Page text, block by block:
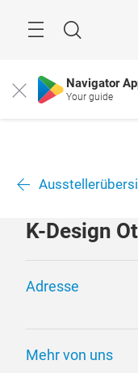
Suche
Close Navigator
Your guide
K-Design
Adresse
Mehr von uns